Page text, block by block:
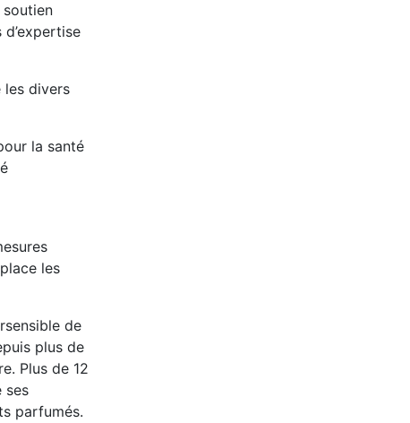
les divers
la santé
les
de
plus de
Plus de 12
ses
parfumés.